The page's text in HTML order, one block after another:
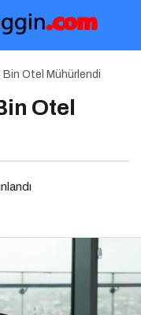
Otel Mühürlendi
Otel